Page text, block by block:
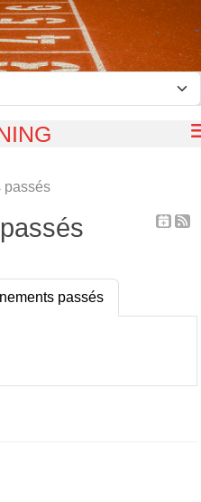
passés
passés